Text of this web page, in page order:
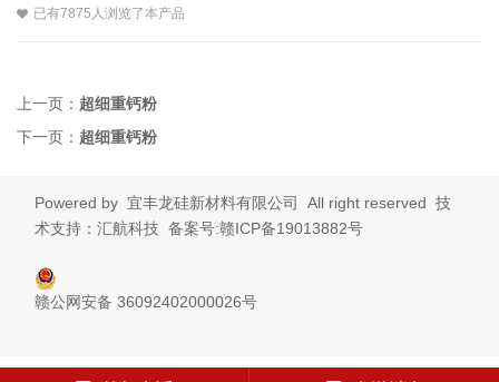
已有7875人浏览了本产品
上一页： 超细重钙粉
下一页： 超细重钙粉
Powered by宜丰龙硅新材料有限公司
All right reserved 技
术支持：汇航科技备案号:赣ICP备19013882号
赣公网安备 36092402000026号